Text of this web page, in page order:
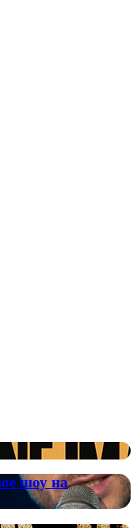
шоу на